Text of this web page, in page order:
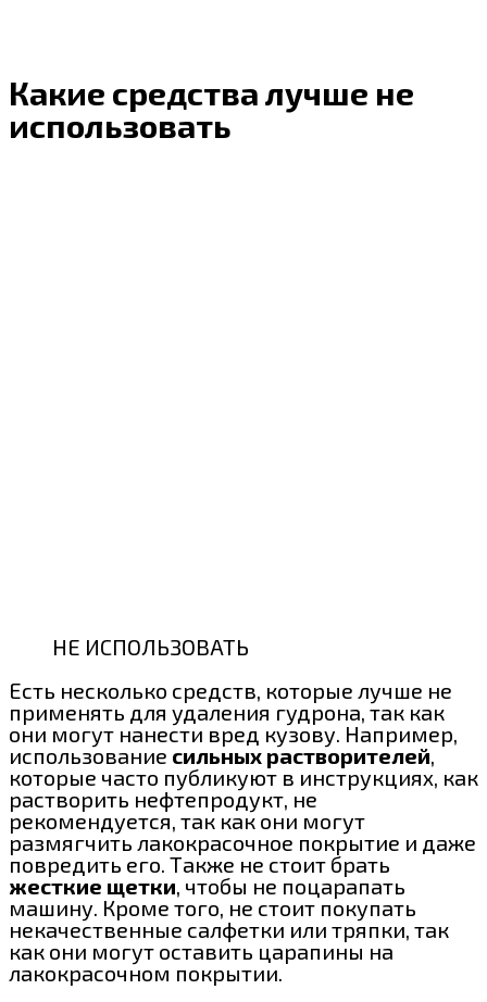
Какие средства лучше не
использовать
НЕ ИСПОЛЬЗОВАТЬ
Есть несколько средств, которые лучше не
применять для удаления гудрона, так как
они могут нанести вред кузову. Например,
использование сильных растворителей,
которые часто публикуют в инструкциях, как
растворить нефтепродукт, не
рекомендуется, так как они могут
размягчить лакокрасочное покрытие и даже
повредить его. Также не стоит брать
жесткие щетки, чтобы не поцарапать
машину. Кроме того, не стоит покупать
некачественные салфетки или тряпки, так
как они могут оставить царапины на
лакокрасочном покрытии.